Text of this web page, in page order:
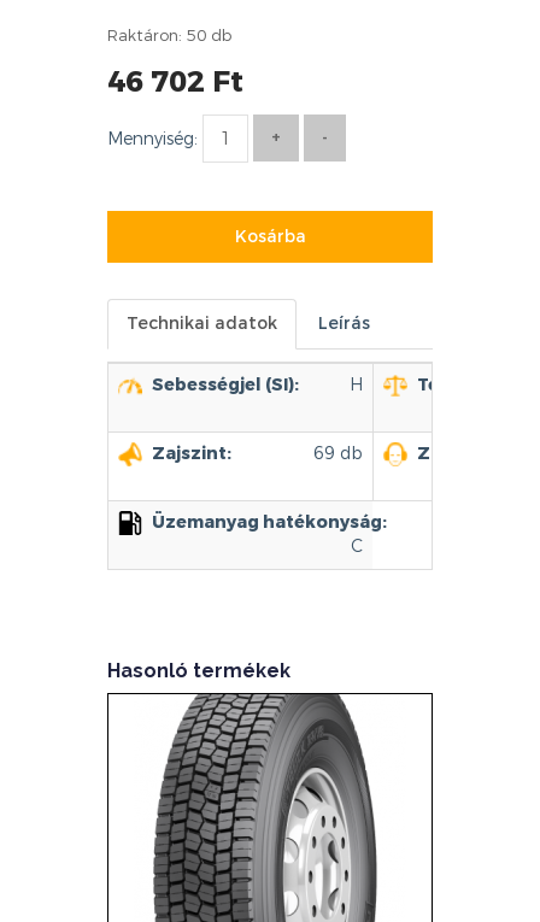
Raktáron: 50 db
46 702 Ft
Mennyiség:
Kosárba
Technikai adatok Leírás
Sebességjel (SI): H
Zajszint: 69 db Zajszint
Üzemanyag hatékonyság:
C
Hasonló termékek